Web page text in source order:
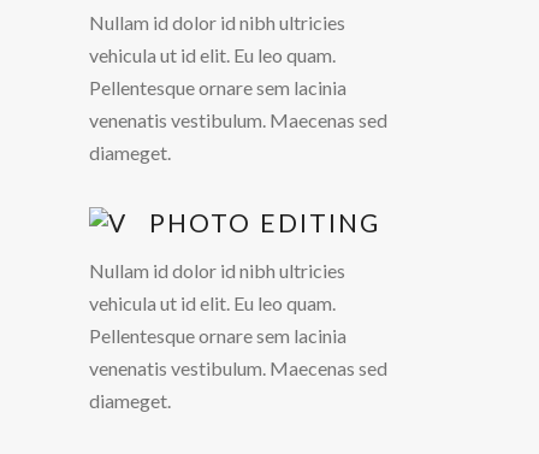
Nullam id dolor id nibh ultricies
vehicula ut id elit. Eu leo quam.
Pellentesque ornare sem lacinia
venenatis vestibulum. Maecenas sed
diameget.
PHOTO EDITING
Nullam id dolor id nibh ultricies
vehicula ut id elit. Eu leo quam.
Pellentesque ornare sem lacinia
venenatis vestibulum. Maecenas sed
diameget.